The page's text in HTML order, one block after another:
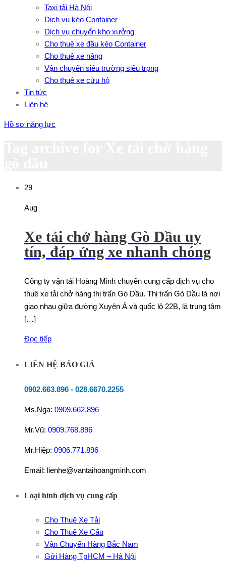
Taxi tải Hà Nội
Dịch vụ kéo Container
Dịch vụ chuyển kho xưởng
Cho thuê xe đầu kéo Container
Cho thuê xe nâng
Vận chuyển siêu trường siêu trọng
Cho thuê xe cứu hộ
Tin tức
Liên hệ
Hồ sơ năng lực
29
Aug
Xe tải chở hàng Gò Dầu uy
tín, đáp ứng xe nhanh chóng
Công ty vận tải Hoàng Minh chuyên cung cấp dịch vụ cho
thuê xe tải chở hàng thị trấn Gò Dầu. Thị trấn Gò Dầu là nơi
giao nhau giữa đường Xuyên Á và quốc lộ 22B, là trung tâm
[…]
Đọc tiếp
LIÊN HỆ BÁO GIÁ
0902.663.896 - 028.6670.2255
Ms.Nga: 0909.662.896
Mr.Vũ: 0909.768.896
Mr.Hiệp: 0906.771.896
Email: lienhe@vantaihoangminh.com
Loại hình dịch vụ cung cấp
Cho Thuê Xe Tải
Cho Thuê Xe Cẩu
Vận Chuyển Hàng Bắc Nam
Gửi Hàng TpHCM – Hà Nội